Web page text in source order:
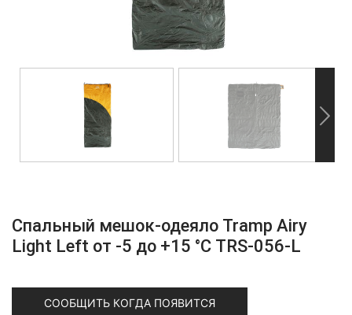
Спальный мешок-одеяло Tramp Airy
Light Left от -5 до +15 °С TRS-056-L
СООБЩИТЬ КОГДА ПОЯВИТСЯ